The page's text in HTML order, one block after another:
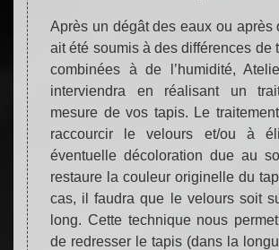
Après un dégât des eaux ou après
ait été soumis à des différences de
combinées à de l’humidité,
interviendra en réalisant un
mesure de vos tapis. Le
raccourcir le velours et/ou à
éventuelle décoloration due au
restaure la couleur originelle du
cas, il faudra que le velours soit
long. Cette technique nous
de redresser le tapis (dans la